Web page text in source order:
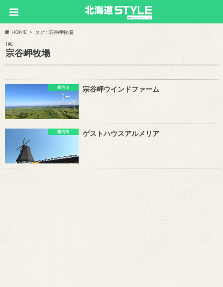
HOME タグ : 宗谷岬牧場
TAG
宗谷岬牧場
稚内市 宗谷岬ウインドファーム
稚内市 ゲストハウスアルメリア